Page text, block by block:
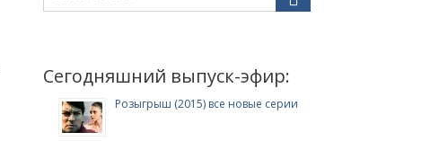
Сегодняшний выпуск-эфир:
Розыгрыш (2015) все новые серии